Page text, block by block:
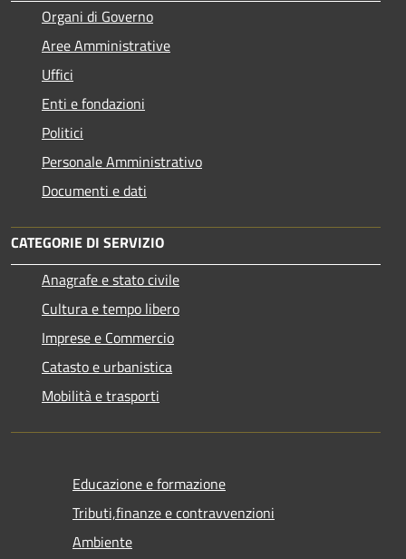
Organi di Governo
Aree Amministrative
Uffici
Enti e fondazioni
Politici
Personale Amministrativo
Documenti e dati
CATEGORIE DI SERVIZIO
Anagrafe e stato civile
Cultura e tempo libero
Imprese e Commercio
Catasto e urbanistica
Mobilità e trasporti
Educazione e formazione
Tributi,finanze e contravvenzioni
Ambiente